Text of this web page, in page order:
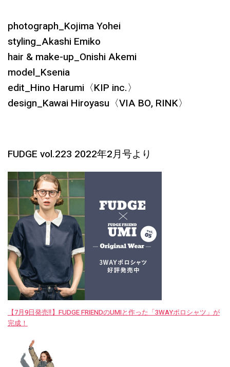
photograph_Kojima Yohei
styling_Akashi Emiko
hair & make-up_Onishi Akemi
model_Ksenia
edit_Hino Harumi〈KIP inc.〉
design_Kawai Hiroyasu〈VIA BO, RINK〉
FUDGE vol.223 2022年2月号より
【7月9日発売‼︎】FUDGE FRIENDのUMIと作った「3WAYポロシャツ」が
完成！